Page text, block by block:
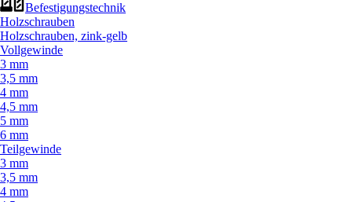
Befestigungstechnik
Holzschrauben
Holzschrauben, zink-gelb
Vollgewinde
3 mm
3,5 mm
4 mm
4,5 mm
5 mm
6 mm
Teilgewinde
3 mm
3,5 mm
4 mm